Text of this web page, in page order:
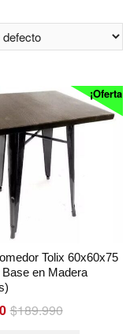
¡Oferta!
Tolix 60x60x75
en Madera
$189.990Original
Current